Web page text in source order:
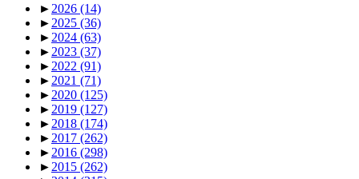
► 2026 (14)
► 2025 (36)
► 2024 (63)
► 2023 (37)
► 2022 (91)
► 2021 (71)
► 2020 (125)
► 2019 (127)
► 2018 (174)
► 2017 (262)
► 2016 (298)
► 2015 (262)